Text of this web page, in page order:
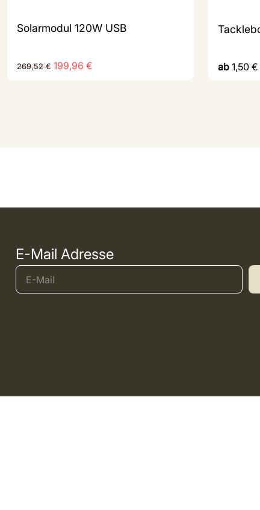
Solarmodul 120W USB
269,52€ 199,96 € ab 1,50 €
E-Mail Adresse